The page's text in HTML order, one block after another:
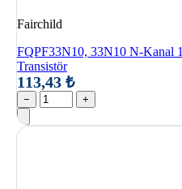
Fairchild
FQPF33N10, 33N10 N-Kanal
Transistör
113,43 ₺
− +